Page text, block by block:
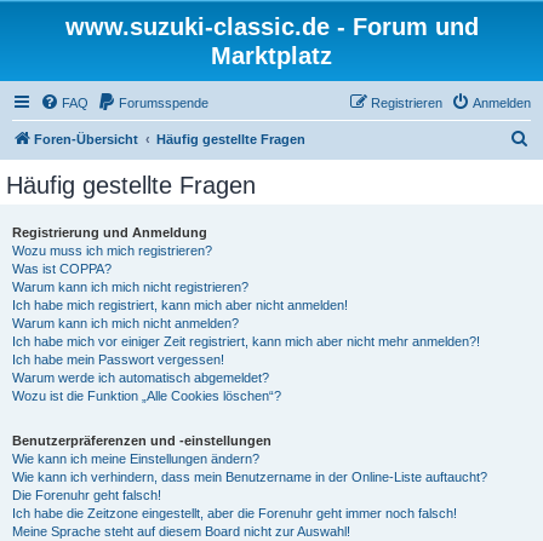
www.suzuki-classic.de - Forum und
Marktplatz
FAQ Forumsspende Anmelden
Registrieren
Foren-Übersicht Häufig gestellte Fragen
Häufig gestellte Fragen
Registrierung und Anmeldung
Wozu muss ich mich registrieren?
Was ist COPPA?
Warum kann ich mich nicht registrieren?
Ich habe mich registriert, kann mich aber nicht anmelden!
Warum kann ich mich nicht anmelden?
Ich habe mich vor einiger Zeit registriert, kann mich aber nicht mehr anmelden?!
Ich habe mein Passwort vergessen!
Warum werde ich automatisch abgemeldet?
Wozu ist die Funktion „Alle Cookies löschen“?
Benutzerpräferenzen und -einstellungen
Wie kann ich meine Einstellungen ändern?
Wie kann ich verhindern, dass mein Benutzername in der Online-Liste auftaucht?
Die Forenuhr geht falsch!
Ich habe die Zeitzone eingestellt, aber die Forenuhr geht immer noch falsch!
Meine Sprache steht auf diesem Board nicht zur Auswahl!